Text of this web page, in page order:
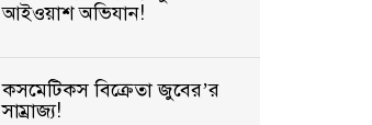
আইওয়াশ অভিযান!
কসমেটিকস বিক্রেতা জুবের’র
সাম্রাজ্য!